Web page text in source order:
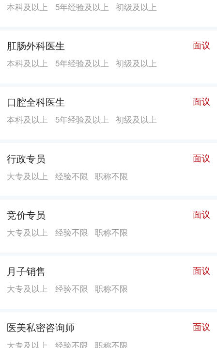
本科及以上 5年经验及以上 初级及以上
肛肠外科医生 面议
本科及以上 5年经验及以上 初级及以上
口腔全科医生 面议
本科及以上 5年经验及以上 初级及以上
行政专员 面议
大专及以上 经验不限 职称不限
竞价专员 面议
大专及以上 经验不限 职称不限
月子销售 面议
大专及以上 经验不限 职称不限
医美私密咨询师 面议
大专及以上 经验不限 职称不限